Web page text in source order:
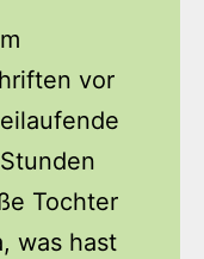
vor
Tochter
was hast